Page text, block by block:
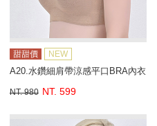
甜甜價 NEW
A20.水鑽細肩帶涼感平口BRA內衣
NT. 980 NT. 599